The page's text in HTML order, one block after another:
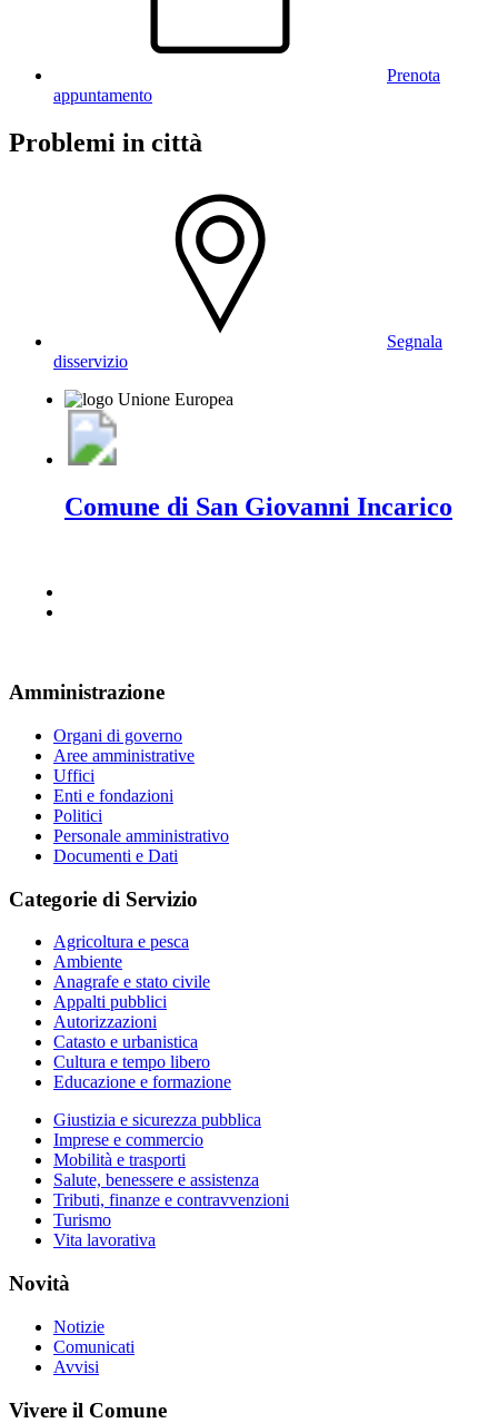
Prenota
appuntamento
Problemi in città
Segnala
disservizio
Comune di San Giovanni Incarico
Amministrazione
Organi di governo
Aree amministrative
Uffici
Enti e fondazioni
Politici
Personale amministrativo
Documenti e Dati
Categorie di Servizio
Agricoltura e pesca
Ambiente
Anagrafe e stato civile
Appalti pubblici
Autorizzazioni
Catasto e urbanistica
Cultura e tempo libero
Educazione e formazione
Giustizia e sicurezza pubblica
Imprese e commercio
Mobilità e trasporti
Salute, benessere e assistenza
Tributi, finanze e contravvenzioni
Turismo
Vita lavorativa
Novità
Notizie
Comunicati
Avvisi
Vivere il Comune